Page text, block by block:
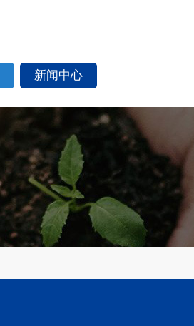
新闻中心